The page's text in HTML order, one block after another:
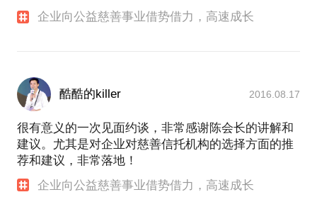
企业向公益慈善事业借势借力，高速成长
酷酷的killer 2016.08.17
很有意义的一次见面约谈，非常感谢陈会长的讲解和
建议。尤其是对企业对慈善信托机构的选择方面的推
荐和建议，非常落地！
企业向公益慈善事业借势借力，高速成长